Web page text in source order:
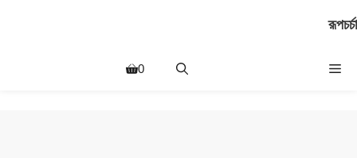
রূপচর্চা
0